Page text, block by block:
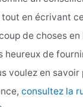
en écrivant
de choses
heureux de
voulez en savoir
consultez la